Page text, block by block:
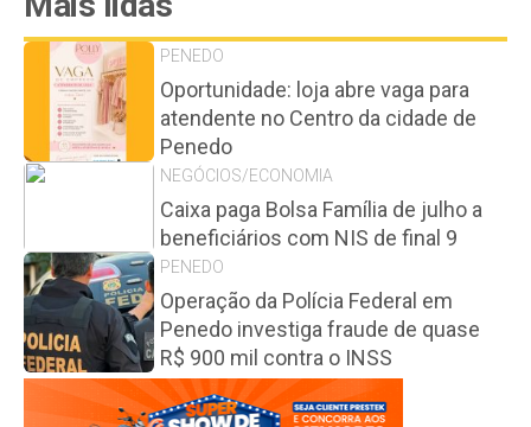
PENEDO
Oportunidade: loja abre vaga para
atendente no Centro da cidade de
Penedo
NEGÓCIOS/ECONOMIA
Caixa paga Bolsa Família de julho a
beneficiários com NIS de final 9
PENEDO
Operação da Polícia Federal em
Penedo investiga fraude de quase
R$ 900 mil contra o INSS